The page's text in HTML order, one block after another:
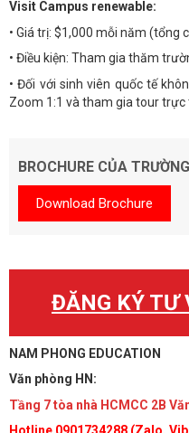
Visit Campus renewable:
• Giá trị: $1,000 mỗi năm (tổng
• Điều kiện: Tham gia thăm
• Đối với sinh viên quốc tế
Zoom 1:1 và tham gia tour trực
BROCHURE CỦA TRƯỜNG
Download Brochure
ĐĂNG KÝ TƯ
NAM PHONG EDUCATION
Văn phòng HN:
Tầng 7 tòa nhà HCMCC 2B